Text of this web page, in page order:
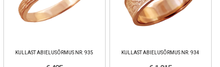
KULLAST ABIELUSÕRMUS NR. 935 KULLAST ABIELUSÕRMUS NR. 934